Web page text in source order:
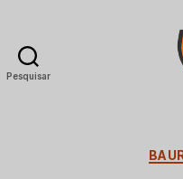
Pesquisar